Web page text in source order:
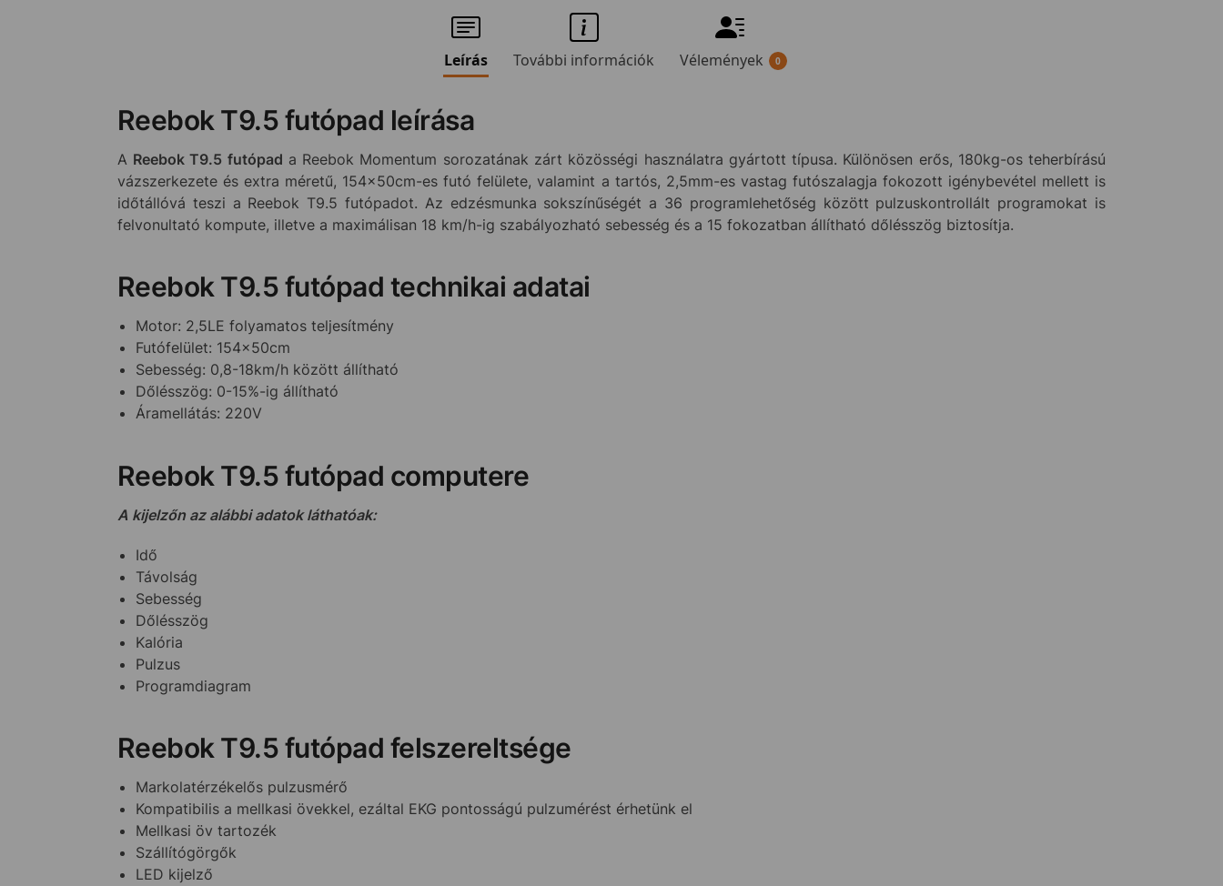
Leírás További információk Vélemények 0
Reebok T9.5 futópad leírása
A Reebok T9.5 futópad a Reebok Momentum sorozatának zárt közösségi használatra gyártott típusa. Különösen erős, 180kg-os teherbírású
vázszerkezete és extra méretű, 154x50cm-es futó felülete, valamint a tartós, 2,5mm-es vastag futószalagja fokozott igénybevétel mellett is
időtállóvá teszi a Reebok T9.5 futópadot. Az edzésmunka sokszínűségét a 36 programlehetőség között pulzuskontrollált programokat is
felvonultató kompute, illetve a maximálisan 18 km/h-ig szabályozható sebesség és a 15 fokozatban állítható dőlésszög biztosítja.
Reebok T9.5 futópad technikai adatai
Motor: 2,5LE folyamatos teljesítmény
Futófelület: 154x50cm
Sebesség: 0,8-18km/h között állítható
Dőlésszög: 0-15%-ig állítható
Áramellátás: 220V
Reebok T9.5 futópad computere
A kijelzőn az alábbi adatok láthatóak:
Idő
Távolság
Sebesség
Dőlésszög
Kalória
Pulzus
Programdiagram
Reebok T9.5 futópad felszereltsége
Markolatérzékelős pulzusmérő
Kompatibilis a mellkasi övekkel, ezáltal EKG pontosságú pulzumérést érhetünk el
Mellkasi öv tartozék
Szállítógörgők
LED kijelző